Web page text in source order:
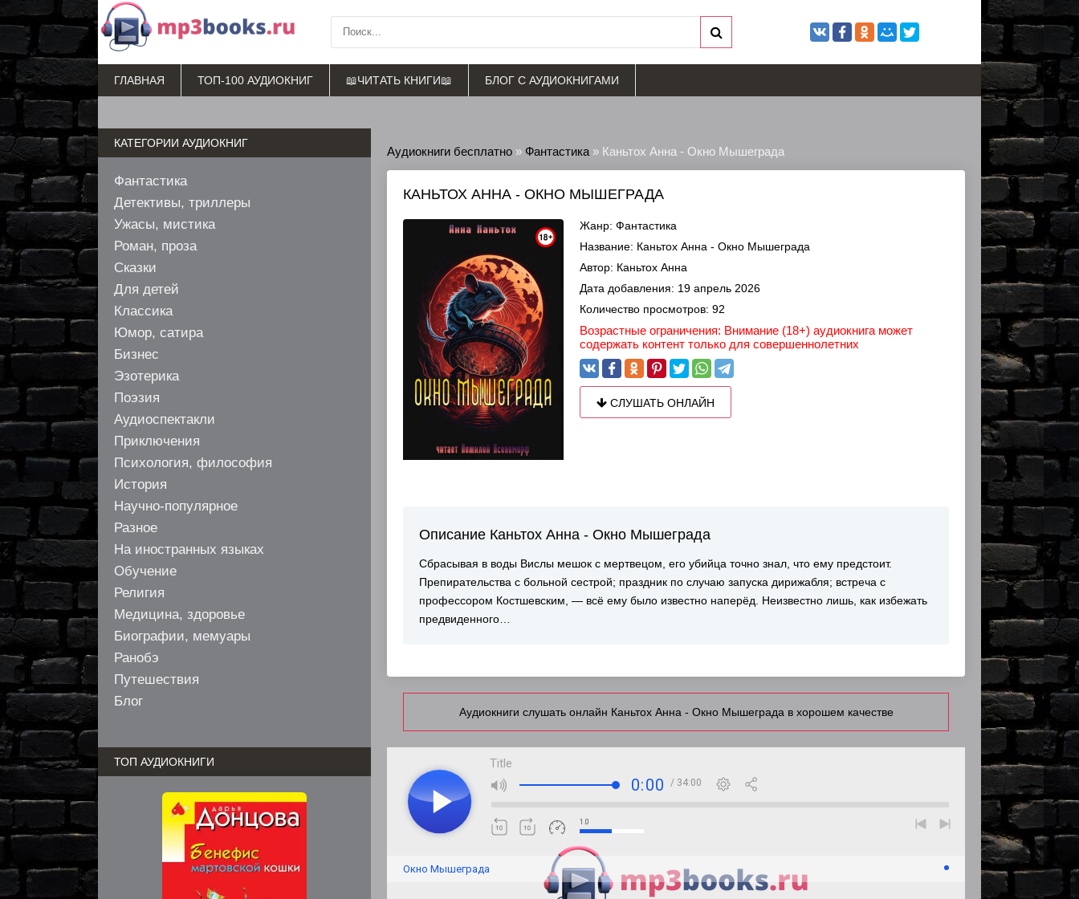
Аудиокниги бесплатно » Фантастика » Каньтох Анна - Окно Мышеграда
КАНЬТОХ АННА - ОКНО МЫШЕГРАДА
Жанр: Фантастика
Название: Каньтох Анна - Окно Мышеграда
Автор: Каньтох Анна
Дата добавления: 19 апрель 2026
Количество просмотров: 92
Возрастные ограничения: Внимание (18+) аудиокнига может
содержать контент только для совершеннолетних
СЛУШАТЬ ОНЛАЙН
Описание Каньтох Анна - Окно Мышеграда
Сбрасывая в воды Вислы мешок с мертвецом, его убийца точно знал, что ему предстоит.
Препирательства с больной сестрой; праздник по случаю запуска дирижабля; встреча с
профессором Костшевским, — всё ему было известно наперёд. Неизвестно лишь, как избежать
предвиденного…
Аудиокниги слушать онлайн Каньтох Анна - Окно Мышеграда в хорошем качестве
Title
0:00 / 34:00
1.0
Окно Мышеграда
КАТЕГОРИИ АУДИОКНИГ
Фантастика
Детективы, триллеры
Ужасы, мистика
Роман, проза
Сказки
Для детей
Классика
Юмор, сатира
Бизнес
Эзотерика
Поэзия
Аудиоспектакли
Приключения
Психология, философия
История
Научно-популярное
Разное
На иностранных языках
Обучение
Религия
Медицина, здоровье
Биографии, мемуары
Ранобэ
Путешествия
Блог
ТОП АУДИОКНИГИ
ГЛАВНАЯ ТОП-100 АУДИОКНИГ 📖ЧИТАТЬ КНИГИ📖 БЛОГ С АУДИОКНИГАМИ